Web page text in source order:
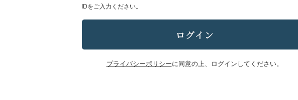
IDをご入力ください。
プライバシーポリシーに同意の上、ログインしてください。